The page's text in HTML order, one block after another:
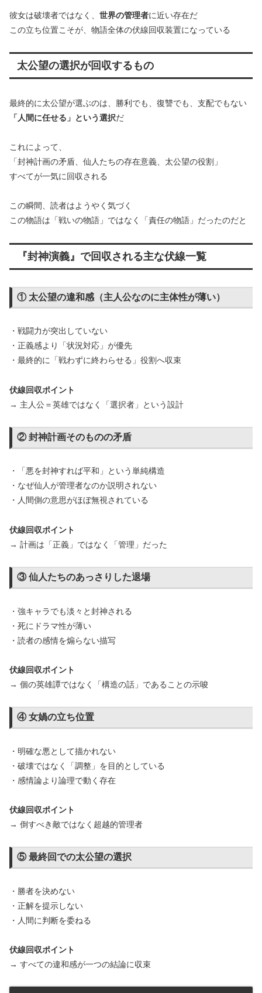
彼女は破壊者ではなく、 世界の管理者に近い存在だ
この立ち位置こそが、物語全体の伏線回収装置になっている
太公望の選択が回収するもの
最終的に太公望が選ぶのは、勝利でも、復讐でも、支配でもない
「人間に任せる」という選択だ
これによって、
「封神計画の矛盾、仙人たちの存在意義、太公望の役割」
すべてが一気に回収される
この瞬間、読者はようやく気づく
この物語は「戦いの物語」ではなく「責任の物語」だったのだと
『封神演義』で回収される主な伏線一覧
① 太公望の違和感（主人公なのに主体性が薄い）
・戦闘力が突出していない
・正義感より「状況対応」が優先
・最終的に「戦わずに終わらせる」役割へ収束
伏線回収ポイント
→ 主人公＝英雄ではなく「選択者」という設計
② 封神計画そのものの矛盾
・「悪を封神すれば平和」という単純構造
・なぜ仙人が管理者なのか説明されない
・人間側の意思がほぼ無視されている
伏線回収ポイント
→ 計画は「正義」ではなく「管理」だった
③ 仙人たちのあっさりした退場
・強キャラでも淡々と封神される
・死にドラマ性が薄い
・読者の感情を煽らない描写
伏線回収ポイント
→ 個の英雄譚ではなく「構造の話」であることの示唆
④ 女媧の立ち位置
・明確な悪として描かれない
・破壊ではなく「調整」を目的としている
・感情論より論理で動く存在
伏線回収ポイント
→ 倒すべき敵ではなく超越的管理者
⑤ 最終回での太公望の選択
・勝者を決めない
・正解を提示しない
・人間に判断を委ねる
伏線回収ポイント
→ すべての違和感が一つの結論に収束